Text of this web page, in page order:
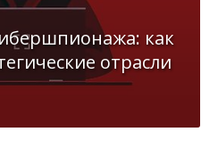
как
отрасли